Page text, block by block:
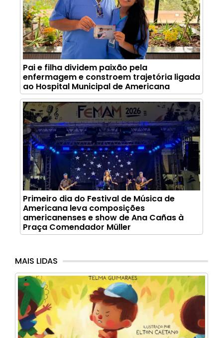
Pai e filha dividem paixão pela
enfermagem e constroem trajetória ligada
ao Hospital Municipal de Americana
Primeiro dia do Festival de Música de
Americana leva composições
americanenses e show de Ana Cañas à
Praça Comendador Müller
MAIS LIDAS